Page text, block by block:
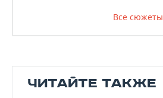
Все сюжеты
ЧИТАЙТЕ ТАКЖЕ